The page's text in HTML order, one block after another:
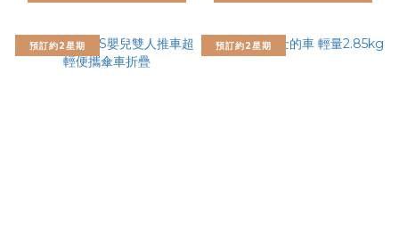
預訂約2星期 預訂約2星期